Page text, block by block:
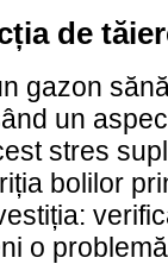
de
gazon
un
stres
bolilor
o